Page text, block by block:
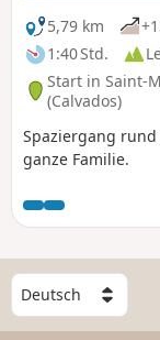
5,79 km
1:40 Std.
Start in Saint-
(Calvados)
Spaziergang
ganze Familie.
W
ä
h